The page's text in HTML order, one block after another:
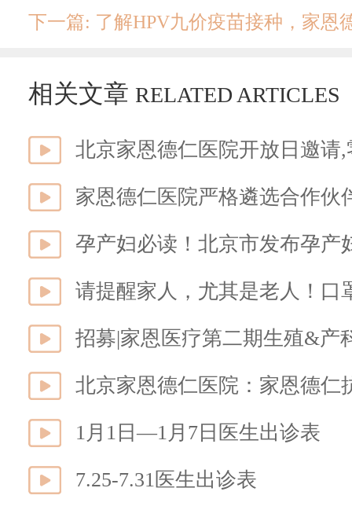
下一篇: 了解HPV九价疫苗接种，家恩
相关文章 RELATED ARTICLES
北京家恩德仁医院开放日邀请
家恩德仁医院严格遴选合作伙
请提醒家人，尤其是老人！口
招募|家恩医疗第二期生殖&产
1月1日—1月7日医生出诊表
7.25-7.31医生出诊表